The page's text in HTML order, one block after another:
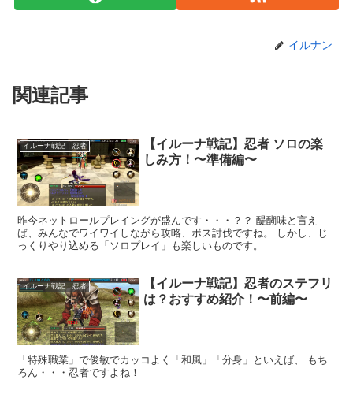
イルナン
関連記事
イルーナ戦記 忍者
【イルーナ戦記】忍者 ソロの楽
しみ方！〜準備編〜
昨今ネットロールプレイングが盛んです・・・？？ 醍醐味と言え
ば、みんなでワイワイしながら攻略、ボス討伐ですね。 しかし、じ
っくりやり込める「ソロプレイ」も楽しいものです。
イルーナ戦記 忍者
【イルーナ戦記】忍者のステフリ
は？おすすめ紹介！〜前編〜
「特殊職業」で俊敏でカッコよく「和風」「分身」といえば、 もち
ろん・・・忍者ですよね！